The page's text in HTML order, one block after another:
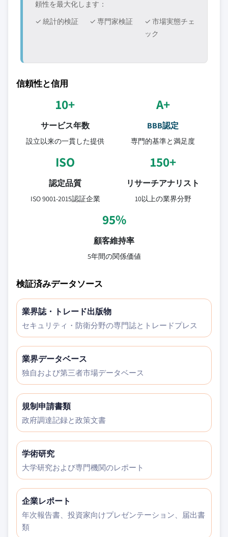
頼性を最大化します：
✓ 統計的検証
✓ 専門家検証
✓ 市場実態チェ
ック
信頼性と信用
10+
サービス年数
設立以来の一貫した提供
A+
BBB認定
専門的基準と満足度
ISO
認定品質
ISO 9001-2015認証企業
150+
リサーチアナリスト
10以上の業界分野
95%
顧客維持率
5年間の関係価値
検証済みデータソース
業界誌・トレード出版物
セキュリティ・防衛分野の専門誌とトレードプレス
業界データベース
独自および第三者市場データベース
規制申請書類
政府調達記録と政策文書
学術研究
大学研究および専門機関のレポート
企業レポート
年次報告書、投資家向けプレゼンテーション、届出書
類